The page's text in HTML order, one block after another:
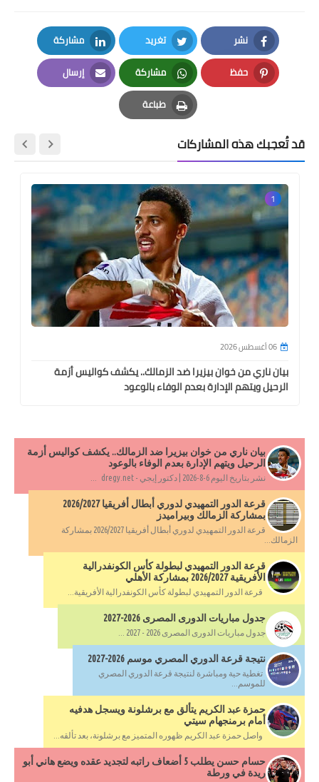
نشر
Facebook
تغريد
Twitter
مشاركة
LinkedIn
حفظ
Pinterest
مشاركة
Whatsapp
إرسال
Email
طباعة
Print
قد تُعجبك هذه المشاركات
1
06 أغسطس 2026
بيان ناري من خوان بيزيرا ضد الزمالك.. يكشف كواليس أزمة
الرحيل ويتهم الإدارة بعدم الوفاء بالوعود
بيان ناري من خوان بيزيرا ضد الزمالك.. يكشف كواليس أزمة
الرحيل ويتهم الإدارة بعدم الوفاء بالوعود
نشر بتاريخ اليوم 6-8-2026 | دكتور إيجي - dregy.net ...
قرعة الدور التمهيدي لدوري أبطال أفريقيا 2026/2027
بمشاركة الزمالك وبيراميدز
قرعة الدور التمهيدي لدوري أبطال أفريقيا 2026/2027 بمشاركة
الزمالك...
قرعة الدور التمهيدي لبطولة كأس الكونفدرالية
الأفريقية 2026/2027 بمشاركة الأهلي
قرعة الدور التمهيدي لبطولة كأس الكونفدرالية الأفريقية...
جدول مباريات الدورى المصرى 2026-2027
جدول مباريات الدورى المصرى 2026 - 2027 ...
نتيجة قرعة الدوري المصري موسم 2026-2027
تغطية حية ومباشرة لنتيجة قرعة الدوري المصري
للموسم...
حمزة عبد الكريم يتألق مع برشلونة ويسجل هدفيه
أمام برمنجهام سيتي
واصل حمزة عبد الكريم ظهوره المتميز مع برشلونة، بعد تألقه...
حسام حسن يطلب 5 أضعاف راتبه لتجديد عقده ويضع هاني أبو
ريدة في ورطة